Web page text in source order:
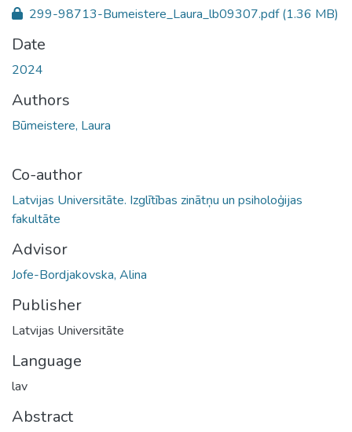
299-98713-Bumeistere_Laura_lb09307.pdf(1.36 MB)
Date
2024
Authors
Būmeistere, Laura
Co-author
Latvijas Universitāte. Izglītības zinātņu un psiholoģijas
fakultāte
Advisor
Jofe-Bordjakovska, Alina
Publisher
Latvijas Universitāte
Language
lav
Abstract